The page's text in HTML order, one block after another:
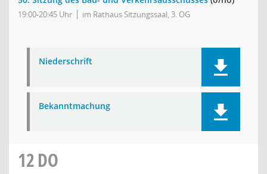
19:00-20:45 Uhr im Rathaus Sitzungssaal, 3. OG
Niederschrift
Bekanntmachung
12DO